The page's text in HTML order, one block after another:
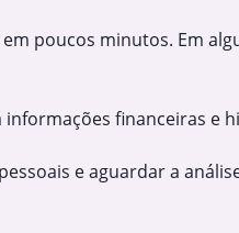
poucos minutos. Em
financeiras e
e aguardar a